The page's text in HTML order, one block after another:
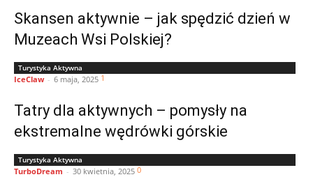
Skansen aktywnie – jak spędzić dzień w
Muzeach Wsi Polskiej?
Turystyka Aktywna
IceClaw - 6 maja, 2025 1
Tatry dla aktywnych – pomysły na
ekstremalne wędrówki górskie
Turystyka Aktywna
TurboDream - 30 kwietnia, 2025 0